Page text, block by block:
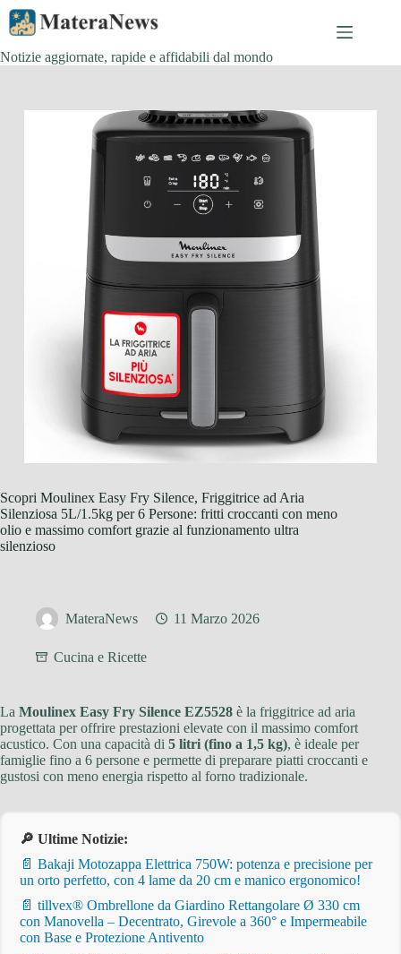
Salta
contenuto
Notizie aggiornate, rapide e affidabili dal mondo
Scopri Moulinex Easy Fry Silence, Friggitrice ad Aria
Silenziosa 5L/1.5kg per 6 Persone: fritti croccanti con meno
olio e massimo comfort grazie al funzionamento ultra
silenzioso
MateraNews 11 Marzo 2026
Cucina e Ricette
La Moulinex Easy Fry Silence EZ5528 è la friggitrice ad aria
progettata per offrire prestazioni elevate con il massimo comfort
acustico. Con una capacità di 5 litri (fino a 1,5 kg), è ideale per
famiglie fino a 6 persone e permette di preparare piatti croccanti e
gustosi con meno energia rispetto al forno tradizionale.
🔎 Ultime Notizie:
📄 Bakaji Motozappa Elettrica 750W: potenza e precisione per
un orto perfetto, con 4 lame da 20 cm e manico ergonomico!
📄 tillvex® Ombrellone da Giardino Rettangolare Ø 330 cm
con Manovella – Decentrato, Girevole a 360° e Impermeabile
con Base e Protezione Antivento